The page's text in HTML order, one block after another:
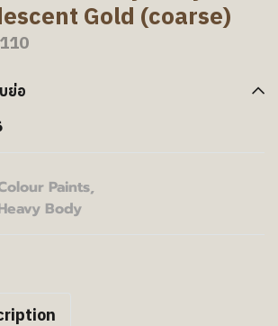
Gold (coarse)
ย่อ
Paints,
Body